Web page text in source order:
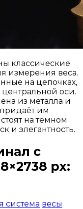
классические
измерения веса.
на цепочках,
оси.
из металла и
им
на темном
и элегантность.
с
px:
система весы